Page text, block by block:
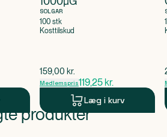
SOLGAR
100 stk
Kosttilskud
$gammel pris
159,00 kr.
Medlemspris119,25 kr.
Læg i kurv
produkter